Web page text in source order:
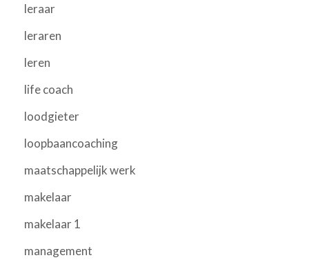
leraar
leraren
leren
life coach
loodgieter
loopbaancoaching
maatschappelijk werk
makelaar
makelaar 1
management